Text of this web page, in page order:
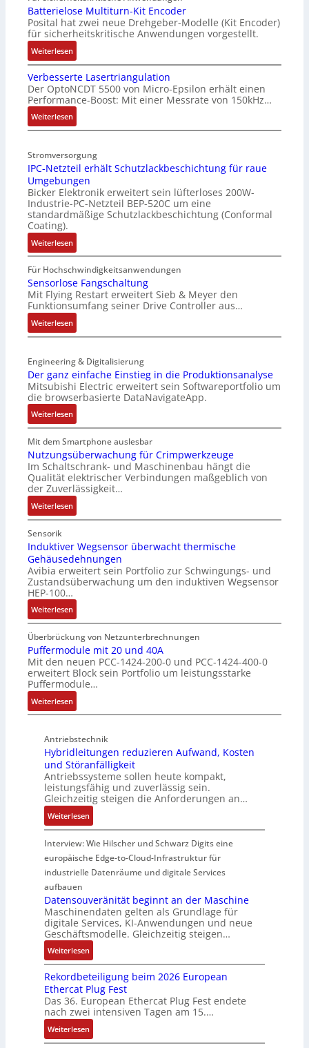
Batterielose Multiturn-Kit Encoder
Posital hat zwei neue Drehgeber-Modelle (Kit Encoder)
für sicherheitskritische Anwendungen vorgestellt.
Weiterlesen:
B
a
t
t
e
r
e
l
o
s
e
M
u
l
t
i
t
u
r
n
-
i
t
E
n
c
o
d
e
r
Verbesserte Lasertriangulation
Der OptoNCDT 5500 von Micro-Epsilon erhält einen
Performance-Boost: Mit einer Messrate von 150kHz…
Weiterlesen:
V
r
b
e
s
s
e
r
t
e
L
a
e
r
t
i
a
n
g
u
l
a
t
i
o
n
Stromversorgung
IPC-Netzteil erhält Schutzlackbeschichtung für raue
Umgebungen
Bicker Elektronik erweitert sein lüfterloses 200W-
Industrie-PC-Netzteil BEP-520C um eine
standardmäßige Schutzlackbeschichtung (Conformal
Coating).
Weiterlesen:
I
P
C
N
t
t
e
i
l
e
r
h
ä
l
S
c
h
t
z
l
a
k
b
e
s
c
h
i
c
h
u
n
g
f
ü
r
r
a
u
e
U
m
g
e
b
u
n
g
e
n
Für Hochschwindigkeitsanwendungen
Sensorlose Fangschaltung
Mit Flying Restart erweitert Sieb & Meyer den
Funktionsumfang seiner Drive Controller aus…
Weiterlesen:
S
n
s
o
r
l
o
s
e
F
a
n
g
s
h
a
l
t
u
n
g
Engineering & Digitalisierung
Der ganz einfache Einstieg in die Produktionsanalyse
Mitsubishi Electric erweitert sein Softwareportfolio um
die browserbasierte DataNavigateApp.
Weiterlesen:
D
e
r
g
a
n
z
e
n
f
a
c
h
e
E
i
n
s
t
i
e
g
n
d
i
e
P
r
o
d
u
k
t
i
o
n
s
a
n
a
l
y
s
e
Mit dem Smartphone auslesbar
Nutzungsüberwachung für Crimpwerkzeuge
Im Schaltschrank- und Maschinenbau hängt die
Qualität elektrischer Verbindungen maßgeblich von
der Zuverlässigkeit…
Weiterlesen:
N
t
z
u
n
s
ü
b
e
r
w
a
c
h
n
g
f
ü
r
C
r
i
m
p
w
e
r
k
z
e
u
g
e
Sensorik
Induktiver Wegsensor überwacht thermische
Gehäusedehnungen
Avibia erweitert sein Portfolio zur Schwingungs- und
Zustandsüberwachung um den induktiven Wegsensor
HEP-100…
Weiterlesen:
I
n
d
u
k
t
i
v
r
W
e
g
s
e
n
s
o
r
ü
b
e
r
w
a
c
h
t
t
h
e
r
m
Überbrückung von Netzunterbrechnungen
Puffermodule mit 20 und 40A
Mit den neuen PCC-1424-200-0 und PCC-1424-400-0
erweitert Block sein Portfolio um leistungsstarke
Puffermodule…
Weiterlesen:
P
f
f
e
r
m
o
d
u
l
e
m
i
t
2
0
u
n
d
4
0
A
Antriebstechnik
Hybridleitungen reduzieren Aufwand, Kosten
und Störanfälligkeit
Antriebssysteme sollen heute kompakt,
leistungsfähig und zuverlässig sein.
Gleichzeitig steigen die Anforderungen an…
Weiterlesen:
H
y
r
l
e
i
u
n
g
e
n
e
Interview: Wie Hilscher und Schwarz Digits eine
europäische Edge-to-Cloud-Infrastruktur für
industrielle Datenräume und digitale Services
aufbauen
Datensouveränität beginnt an der Maschine
Maschinendaten gelten als Grundlage für
digitale Services, KI-Anwendungen und neue
Geschäftsmodelle. Gleichzeitig steigen…
Weiterlesen:
D
a
t
e
n
s
o
Rekordbeteiligung beim 2026 European
Ethercat Plug Fest
Das 36. European Ethercat Plug Fest endete
nach zwei intensiven Tagen am 15.…
Weiterlesen:
R